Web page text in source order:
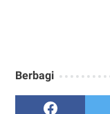
Berbagi